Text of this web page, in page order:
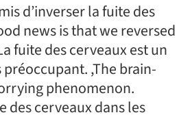
d’inverser la fuite des
news is that we reversed
fuite des cerveaux est un
,The brain-
phenomenon.
des cerveaux dans les